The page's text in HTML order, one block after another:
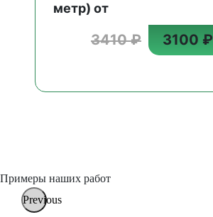
метр) от
3410 ₽ 3100 ₽
Примеры наших работ
Previous